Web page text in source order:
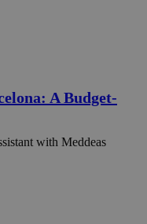
A Budget-
with Meddeas